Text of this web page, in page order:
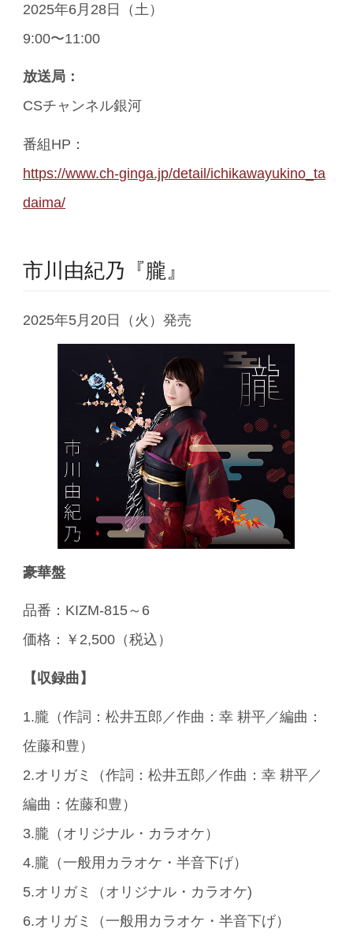
2025年6月28日（土）
9:00〜11:00
放送局：
CSチャンネル銀河
番組HP：
https://www.ch-ginga.jp/detail/ichikawayukino_ta
daima/
市川由紀乃『朧』
2025年5月20日（火）発売
豪華盤
品番：KIZM-815～6
価格：￥2,500（税込）
【収録曲】
1.朧（作詞：松井五郎／作曲：幸 耕平／編曲：
佐藤和豊）
2.オリガミ（作詞：松井五郎／作曲：幸 耕平／
編曲：佐藤和豊）
3.朧（オリジナル・カラオケ）
4.朧（一般用カラオケ・半音下げ）
5.オリガミ（オリジナル・カラオケ)
6.オリガミ（一般用カラオケ・半音下げ）